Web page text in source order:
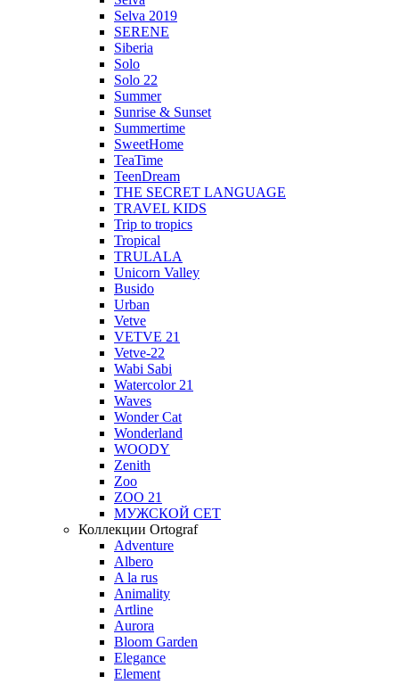
Selva 2019
SERENE
Siberia
Solo
Solo 22
Summer
Sunrise & Sunset
Summertime
SweetHome
TeaTime
TeenDream
THE SECRET LANGUAGE
TRAVEL KIDS
Trip to tropics
Tropical
TRULALA
Unicorn Valley
Busido
Urban
Vetve
VETVE 21
Vetve-22
Wabi Sabi
Watercolor 21
Waves
Wonder Cat
Wonderland
WOODY
Zenith
Zoo
ZOO 21
МУЖСКОЙ СЕТ
Коллекции Ortograf
Adventure
Albero
A la rus
Animality
Artline
Aurora
Bloom Garden
Elegance
Element